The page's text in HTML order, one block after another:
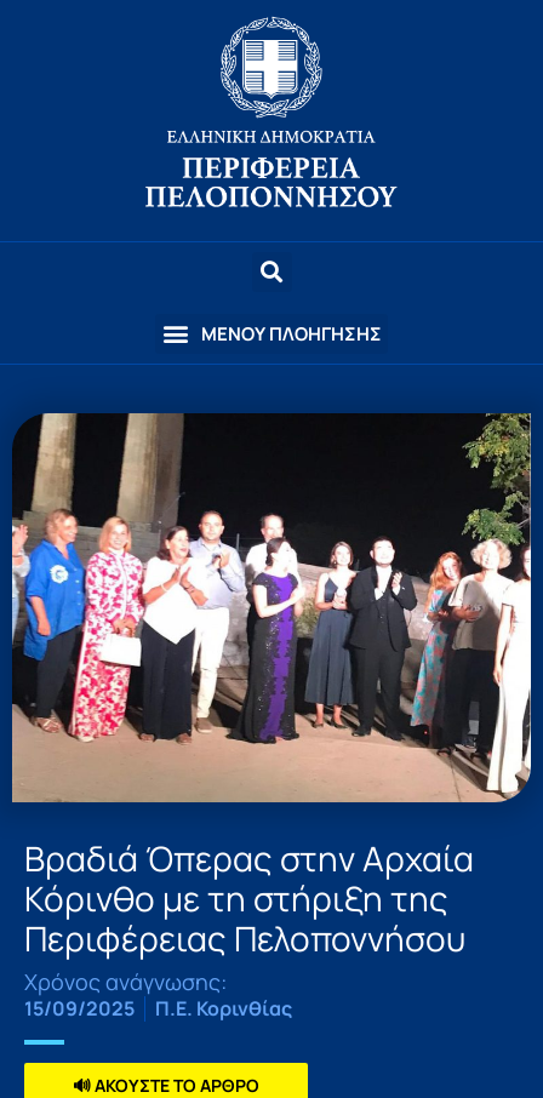
Βραδιά Όπερας στην Αρχαία
Κόρινθο με τη στήριξη της
Περιφέρειας Πελοποννήσου
Χρόνος ανάγνωσης:
15/09/2025 Π.Ε. Κορινθίας
🔊 ΑΚΟΥΣΤΕ ΤΟ ΑΡΘΡΟ